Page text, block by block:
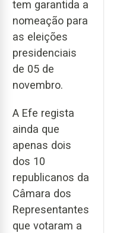
tem garantida a
nomeação para
as eleições
presidenciais
de 05 de
novembro.
A Efe regista
ainda que
apenas dois
dos 10
republicanos da
Câmara dos
Representantes
que votaram a